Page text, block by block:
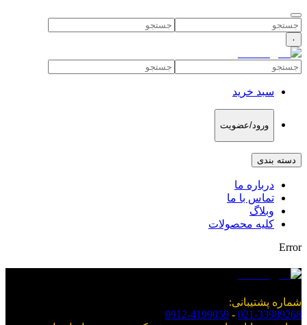
۰
سبد خرید
ورود/عضویت
دسته بندی
درباره ما
تماس با ما
وبلاگ
کلیه محصولات
Error
شماره پشتیبانی:
021-33989268
-
0912-4199059